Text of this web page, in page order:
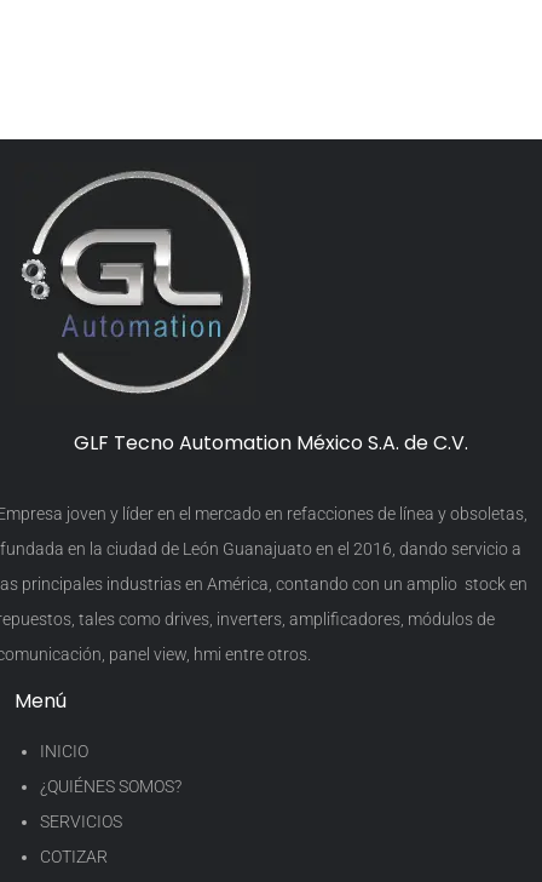
GLF Tecno Automation México S.A. de C.V.
joven y líder en el mercado en refacciones de línea y obsoletas,
en la ciudad de León Guanajuato en el 2016, dando servicio a
principales industrias en América, contando con un amplio stock en
tales como drives, inverters, amplificadores, módulos de
panel view, hmi entre otros.
Menú
INICIO
¿QUIÉNES SOMOS?
SERVICIOS
COTIZAR